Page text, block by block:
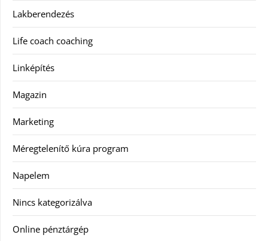
Lakberendezés
Life coach coaching
Linképítés
Magazin
Marketing
Méregtelenítő kúra program
Napelem
Nincs kategorizálva
Online pénztárgép